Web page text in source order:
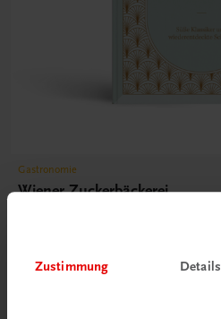
Zustimmung Details
Gastronomie
Wiener Zuckerbäckerei